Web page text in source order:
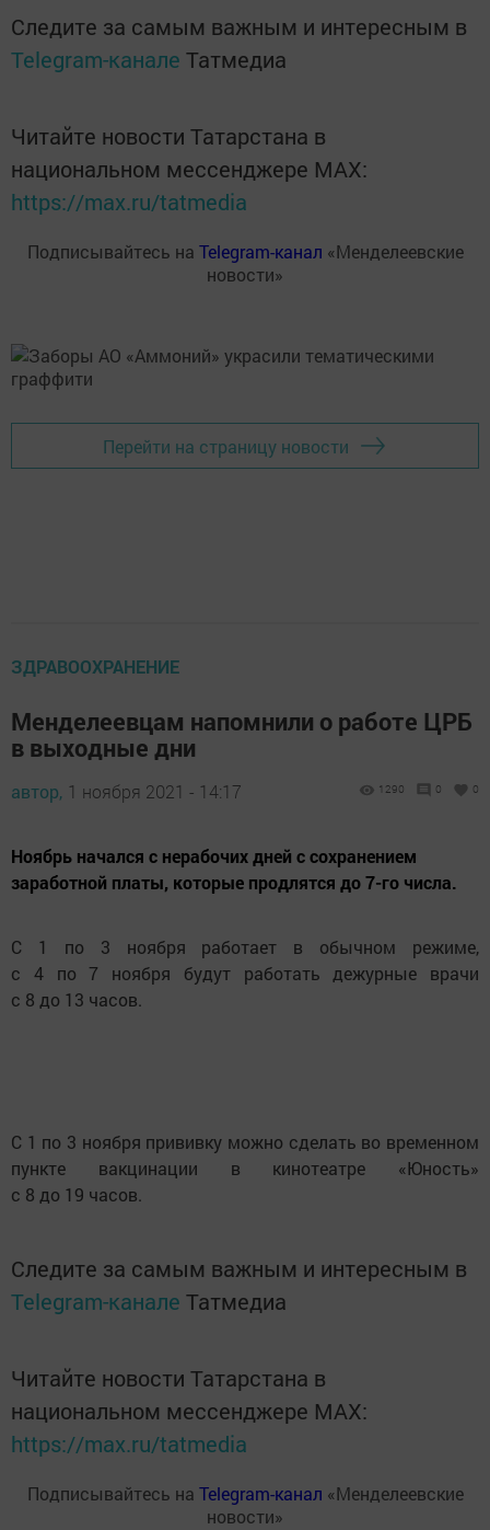
Следите за самым важным и интересным в
Telegram-канале Татмедиа
Читайте новости Татарстана в
национальном мессенджере MАХ:
https://max.ru/tatmedia
Подписывайтесь на Telegram-канал «Менделеевские
новости»
Перейти на страницу новости
ЗДРАВООХРАНЕНИЕ
Менделеевцам напомнили о работе ЦРБ
в выходные дни
автор, 1 ноября 2021 - 14:17 1290 0 0
Ноябрь начался с нерабочих дней с сохранением
заработной платы, которые продлятся до 7-го числа.
С 1 по 3 ноября работает в обычном режиме,
с 4 по 7 ноября будут работать дежурные врачи
с 8 до 13 часов.
С 1 по 3 ноября прививку можно сделать во временном
пункте вакцинации в кинотеатре «Юность»
с 8 до 19 часов.
Следите за самым важным и интересным в
Telegram-канале Татмедиа
Читайте новости Татарстана в
национальном мессенджере MАХ:
https://max.ru/tatmedia
Подписывайтесь на Telegram-канал «Менделеевские
новости»